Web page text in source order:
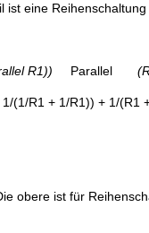
ist eine
R1)) Parallel
1/R1)) + 1/(R1
obere ist für